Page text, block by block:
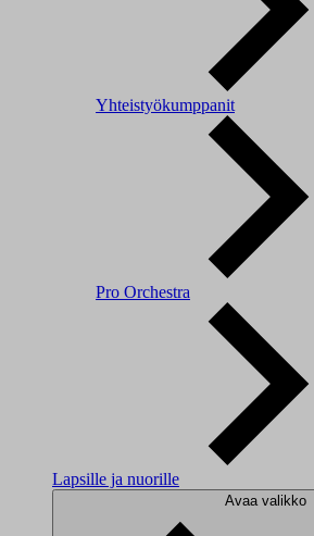
Yhteistyökumppanit
Pro Orchestra
Lapsille ja nuorille
Avaa valikko